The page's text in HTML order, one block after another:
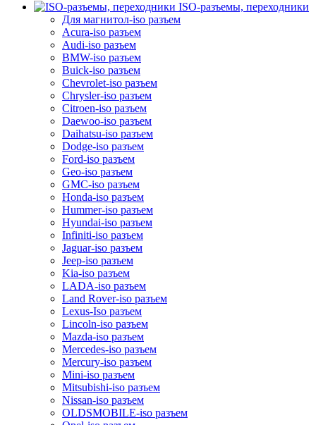
ISO-разъемы, переходники
Для магнитол-iso разъем
Acura-iso разъем
Audi-iso разъем
BMW-iso разъем
Buick-iso разъем
Chevrolet-iso разъем
Chrysler-iso разъем
Citroen-iso разъем
Daewoo-iso разъем
Daihatsu-iso разъем
Dodge-iso разъем
Ford-iso разъем
Geo-iso разъем
GMC-iso разъем
Honda-iso разъем
Hummer-iso разъем
Hyundai-iso разъем
Infiniti-iso разъем
Jaguar-iso разъем
Jeep-iso разъем
Kia-iso разъем
LADA-iso разъем
Land Rover-iso разъем
Lexus-Iso разъем
Lincoln-iso разъем
Mazda-iso разъем
Mercedes-iso разъем
Mercury-iso разъем
Mini-iso разъем
Mitsubishi-iso разъем
Nissan-iso разъем
OLDSMOBILE-iso разъем